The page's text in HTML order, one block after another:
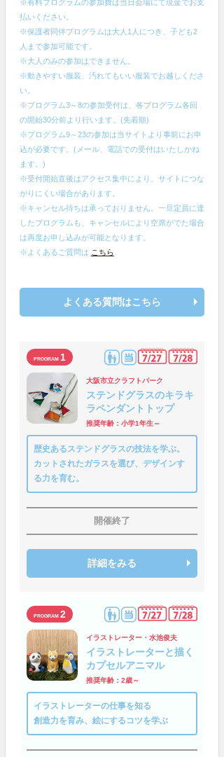
※有料プログラムの参加費は当日会場にて現金でお支
払いください。
※保護者同伴プログラムは大人1人につき、子ども2
人まで参加可能です。
※大人のみの参加はできません。
※動きやすい服装、汚れてもいい服装でお越しくださ
い。
※プログラム3～8の参加受付は、各プログラム各回
の開始30分前より行います。(先着順)
※プログラム9～23の参加は当サイトより事前にお申
込が必要です。(メール、電話での受付はいたしかね
ます。)
※受付開始直後はアクセス集中により、サイトにつな
がりにくい場合があります。
※キャンセル待ちは承っておりません。一旦定員に達
したプログラムも、キャンセルにより空席がでた場合
は再度お申し込みが可能となります。
※よくあるご質問は こちら
よくある質問はこちら
1
大阪市立クラフトパーク
ステンドグラスのキラキ
ラペンダントトップ
推奨年齢：小学1年生～
歴史あるステンドグラスの技法を学ぶ。
カットされたガラスを選び、デザインす
る力を育む。
開催終了
詳細をみる
2
イラストレーター・水池俊夫
イラストレーターと描く
カプセルアニマル
推奨年齢：2歳～
イラストレーターの仕事を知る
創造力を育み、絵にするコツを学ぶ